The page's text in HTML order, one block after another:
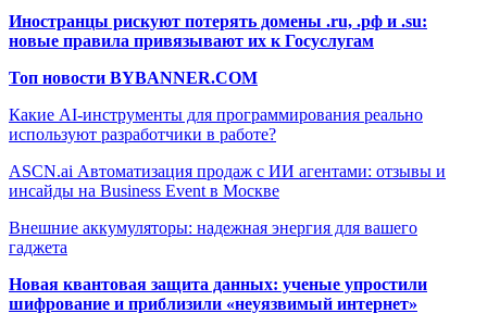
Иностранцы рискуют потерять домены .ru, .рф и .su:
новые правила привязывают их к Госуслугам
Топ новости BYBANNER.COM
Какие AI-инструменты для программирования реально
используют разработчики в работе?
ASCN.ai Автоматизация продаж с ИИ агентами: отзывы и
инсайды на Business Event в Москве
Внешние аккумуляторы: надежная энергия для вашего
гаджета
Новая квантовая защита данных: ученые упростили
шифрование и приблизили «неуязвимый интернет»